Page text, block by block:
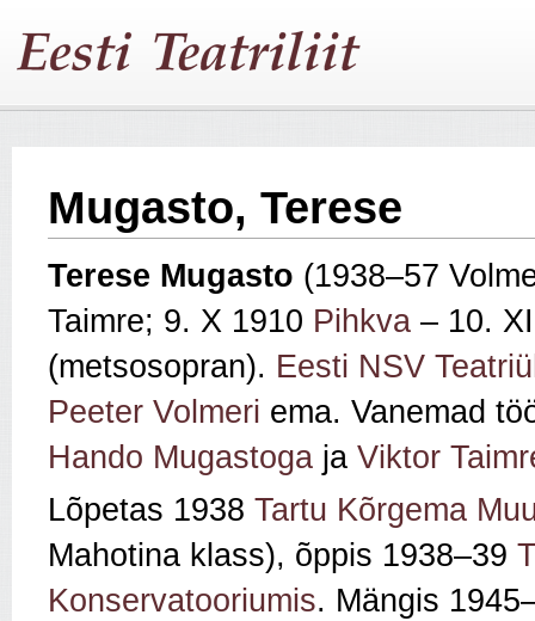
Mugasto, Terese
Terese Mugasto (1938–57
Taimre; 9. X 1910 Pihkva – 10.
(metsosopran). Eesti NSV
Peeter Volmeri ema. Vanemad
Hando Mugastoga ja Viktor
Lõpetas 1938 Tartu Kõrgema
Mahotina klass), õppis 1938–39
Konservatooriumis. Mängis